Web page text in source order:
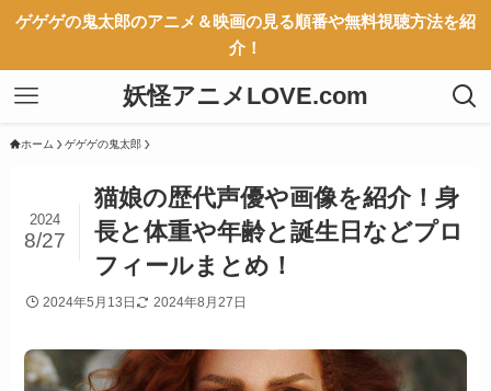
ゲゲゲの鬼太郎のアニメ＆映画の見る順番や無料視聴方法を紹
介！
妖怪アニメLOVE.com
ホーム ゲゲゲの鬼太郎
猫娘の歴代声優や画像を紹介！身
長と体重や年齢と誕生日などプロ
フィールまとめ！
2024
8/27
2024年5月13日 2024年8月27日